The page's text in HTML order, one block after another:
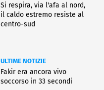
Si respira, via l'afa al nord,
il caldo estremo resiste al
centro-sud
ULTIME NOTIZIE
Fakir era ancora vivo
soccorso in 33 secondi